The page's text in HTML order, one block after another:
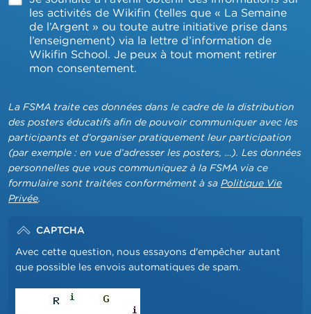
les activités de Wikifin (telles que « La Semaine
de l’Argent » ou toute autre initiative prise dans
l’enseignement) via la lettre d’information de
Wikifin School. Je peux à tout moment retirer
mon consentement.
processed_text
edit-
disclaimer
La FSMA traite ces données dans le cadre de la distribution
des posters éducatifs afin de pouvoir communiquer avec les
participants et d’organiser pratiquement leur participation
(par exemple : en vue d’adresser les posters, …). Les données
personnelles que vous communiquez à la FSMA via ce
formulaire sont traitées conformément à sa Politique Vie
Privée.
CAPTCHA
Avec cette question, nous essayons d'empêcher autant
que possible les envois automatiques de spam.